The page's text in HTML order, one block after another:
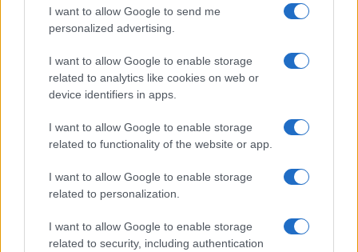
I want to allow Google to send me
personalized advertising.
I want to allow Google to enable storage
related to analytics like cookies on web or
device identifiers in apps.
I want to allow Google to enable storage
related to functionality of the website or app.
I want to allow Google to enable storage
related to personalization.
I want to allow Google to enable storage
related to security, including authentication
Jovanotti, Gabry Ponte e Alfa: Olbia ombelico del
mondo per una notte
Giorgia Meloni a La Maddalena, la vicesindaco:
“Orgoglio e discrezione per visita privata̶…
Incendio nella notte a Olbia, a fuoco due furgoni
A fuoco un deposito con bombole, intervento dei
vigili del fuoco a Rudalza